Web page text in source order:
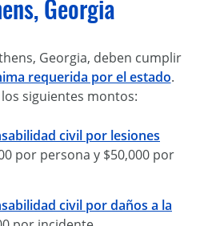
Georgia
Georgia, deben cumplir
requerida por el estado.
siguientes montos:
civil por lesiones
por persona y $50,000 por
civil por daños a la